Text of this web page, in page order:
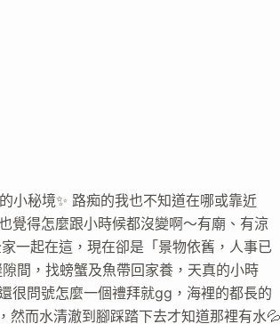
小秘境✨ 路痴的我也不知道在哪或靠近
覺得怎麼跟小時候都沒變啊～有廟、有涼
一起在這，現在卻是「景物依舊，人事已
間，找螃蟹及魚帶回家養，天真的小時
很問號怎麼一個禮拜就gg，海裡的都長的
然而水清澈到腳踩踏下去才知道那裡有水💦